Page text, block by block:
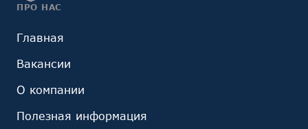
ПРО НАС
Главная
Вакансии
О компании
Полезная информация